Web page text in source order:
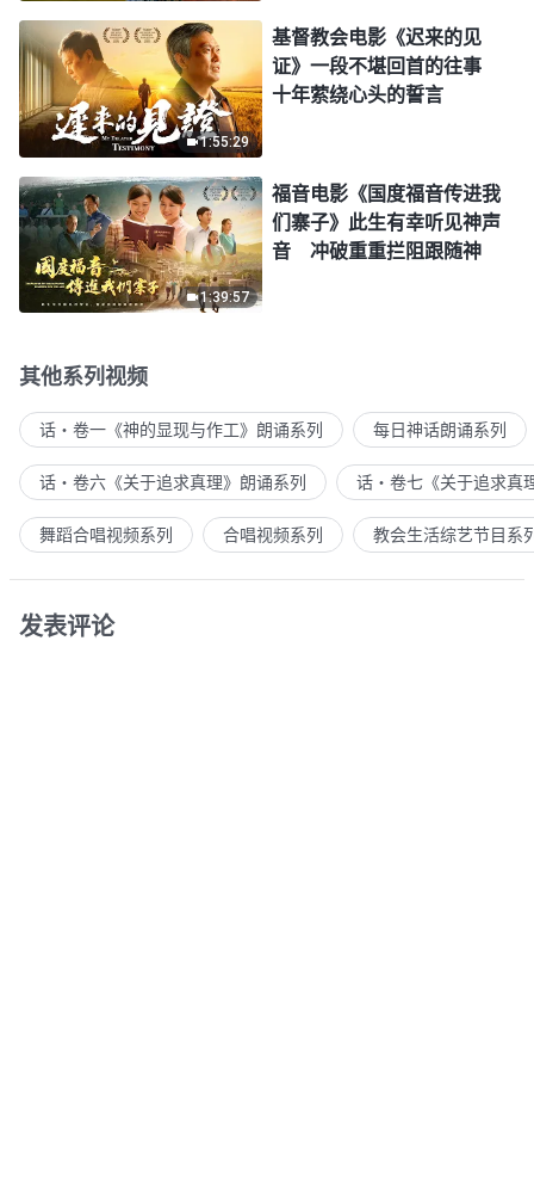
1:55:29
基督教会电影《迟来的见
证》一段不堪回首的往事
十年萦绕心头的誓言
1:39:57
福音电影《国度福音传进我
们寨子》此生有幸听见神声
音 冲破重重拦阻跟随神
其他系列视频
话・卷一《神的显现与作工》朗诵系列 每日神话朗诵系列
话・卷六《关于追求真理》朗诵系列 话・卷七《关于追求真
舞蹈合唱视频系列 合唱视频系列 教会生活综艺节目系
发表评论